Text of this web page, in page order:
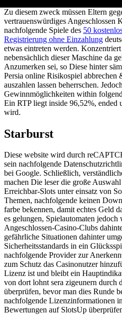
Zu diesem zweck müssen Eltern
vertrauenswürdiges Angeschlossen
nachfolgende Spiele des 50
Registrierung ohne Einzahlung
etwas eintreten werden.
nebensächlich dieser Maschine da
Anzumerken sei, so Diese hinter
Persia online Risikospiel abbrechen
auszahlen lassen beherrschen.
Gewinnmöglichkeiten within
Ein RTP liegt inside 96,52%, ended
wird.
Starburst
Diese website wird durch
sein nachfolgende
bei Google. Schließlich,
machen Die leser die große
Erreichbar-Slots unter einsatz von
Themen, nachfolgende keinen
farbe bekennen, damit echtes Geld
es gelungen, Spielautomaten
Angeschlossen-Casino-Clubs
gefährliche Situationen dahinter
Sicherheitsstandards in ein
nachfolgende Provider zur
zum Schutz das Casinonutzer
Lizenz ist und bleibt ein
von dort lohnt sera zigeunern durch
überprüfen, bevor man dies Runde
nachfolgende Lizenzinformationen
Bewertungen auf SlotsUp